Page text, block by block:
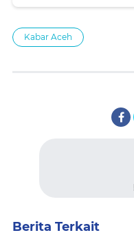
Kabar Aceh
Berita Terkait